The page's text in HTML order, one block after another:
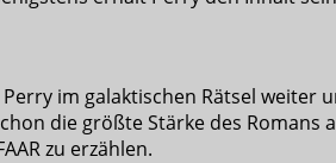
im galaktischen Rätsel
die größte Stärke des
zu erzählen.